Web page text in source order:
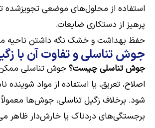
استفاده از محلول‌های موضعی
پرهیز از دستکاری ضایعات.
حفظ بهداشت و خشک نگه داشتن ناحیه
جوش تناسلی و تفاوت آن با
جوش تناسلی چیست؟جوش تناسلی
اصلاح، تعریق، یا استفاده از مواد شوینده
شود. برخلاف زگیل تناسلی، جوش‌ها
برجستگی‌های دردناک یا خارش‌دار ظاهر